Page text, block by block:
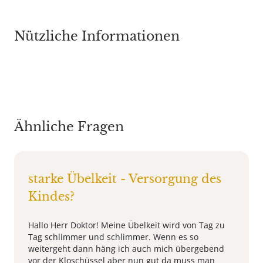
Nützliche Informationen
Ähnliche Fragen
starke Übelkeit - Versorgung des
Kindes?
Hallo Herr Doktor! Meine Übelkeit wird von Tag zu
Tag schlimmer und schlimmer. Wenn es so
weitergeht dann häng ich auch mich übergebend
vor der Kloschüssel aber nun gut da muss man